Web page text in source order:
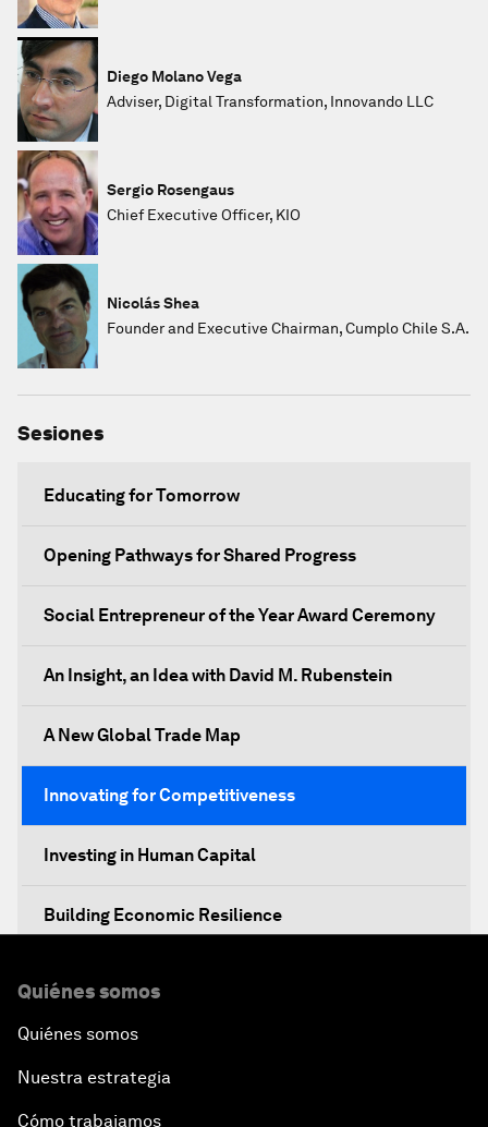
Diego Molano Vega
Adviser, Digital Transformation, Innovando LLC
Sergio Rosengaus
Chief Executive Officer, KIO
Nicolás Shea
Founder and Executive Chairman, Cumplo Chile S.A.
Sesiones
Educating for Tomorrow
Opening Pathways for Shared Progress
Social Entrepreneur of the Year Award Ceremony
An Insight, an Idea with David M. Rubenstein
A New Global Trade Map
Innovating for Competitiveness
Investing in Human Capital
Building Economic Resilience
Towards a New Climate and Development Agenda
A Conversation with President Enrique Peña Nieto
Quiénes somos
Quiénes somos
Nuestra estrategia
Cómo trabajamos